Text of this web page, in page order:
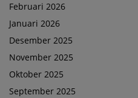
Februari 2026
Januari 2026
Desember 2025
November 2025
Oktober 2025
September 2025